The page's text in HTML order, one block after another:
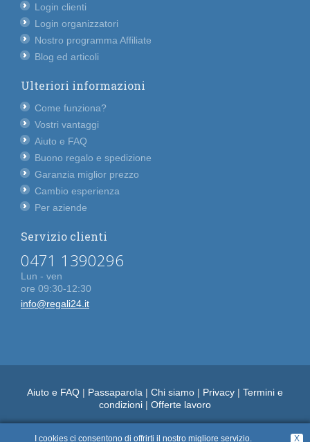
Login clienti
Login organizzatori
Nostro programma Affiliate
Blog ed articoli
Ulteriori informazioni
Come funziona?
Vostri vantaggi
Aiuto e FAQ
Buono regalo e spedizione
Garanzia miglior prezzo
Cambio esperienza
Per aziende
Servizio clienti
0471 1390296
Lun - ven
ore 09:30-12:30
info@regali24.it
Aiuto e FAQ | Passaparola | Chi siamo | Privacy | Termini e
condizioni | Offerte lavoro
X
I cookies ci consentono di offrirti il nostro migliore servizio.